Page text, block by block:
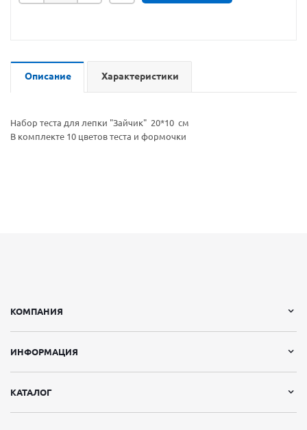
Описание Характеристики
Набор теста для лепки "Зайчик" 20*10 см
В комплекте 10 цветов теста и формочки
КОМПАНИЯ
ИНФОРМАЦИЯ
КАТАЛОГ